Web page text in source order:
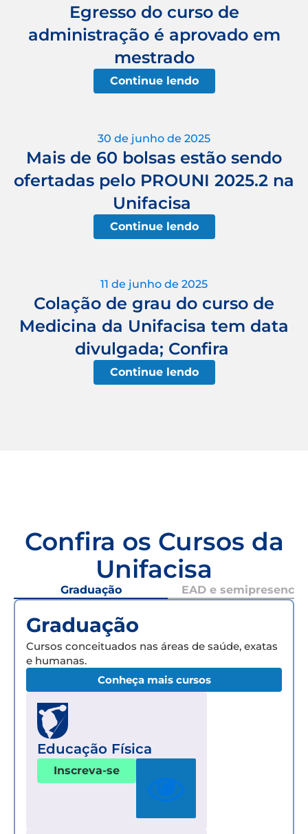
Egresso do curso de
administração é aprovado em
mestrado
Continue lendo
30 de junho de 2025
Mais de 60 bolsas estão sendo
ofertadas pelo PROUNI 2025.2 na
Unifacisa
Continue lendo
11 de junho de 2025
Colação de grau do curso de
Medicina da Unifacisa tem data
divulgada; Confira
Continue lendo
Confira os Cursos da
Unifacisa
Graduação EAD e semipresencial
Graduação
Cursos conceituados nas áreas de saúde, exatas
e humanas.
Conheça mais cursos
Educação Física
Inscreva-se